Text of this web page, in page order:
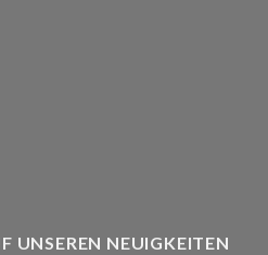
UNSEREN NEUIGKEITEN